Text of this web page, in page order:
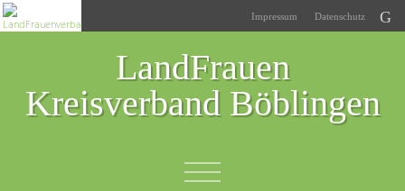
Impressum Datenschutz
LandFrauen
Kreisverband Böblingen